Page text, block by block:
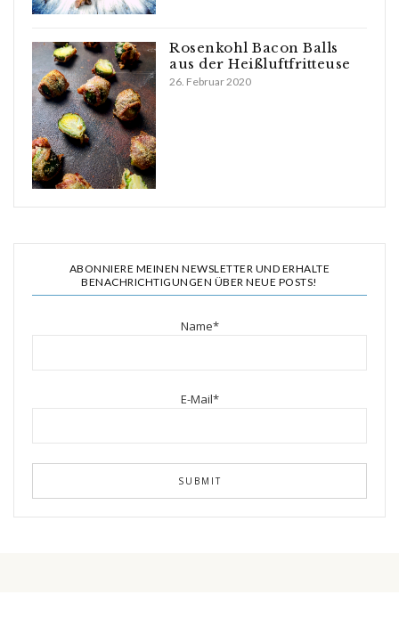
Rosenkohl Bacon Balls
aus der Heißluftfritteuse
26. Februar 2020
ABONNIERE MEINEN NEWSLETTER UND ERHALTE
BENACHRICHTIGUNGEN ÜBER NEUE POSTS!
Name*
E-Mail*